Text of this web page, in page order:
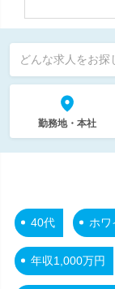
どんな求人をお探
勤務地・本社
40代 ホワ
年収1,000万円